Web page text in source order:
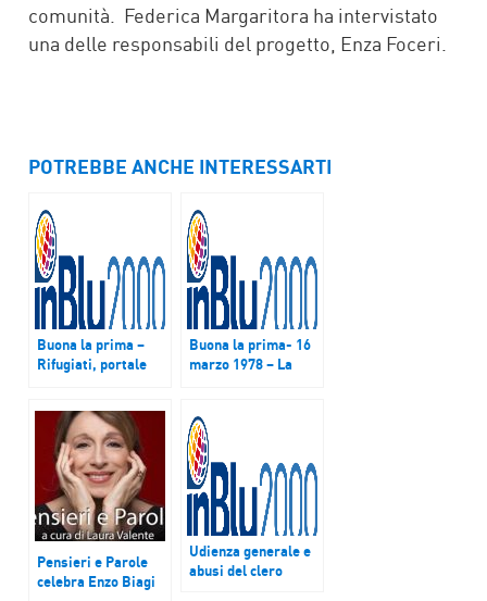
comunità. Federica Margaritora ha intervistato
una delle responsabili del progetto, Enza Foceri.
POTREBBE ANCHE INTERESSARTI
Buona la prima –
Rifugiati, portale
Map Services
Buona la prima- 16
marzo 1978 – La
Pensieri e Parole
celebra Enzo Biagi
Udienza generale e
abusi del clero